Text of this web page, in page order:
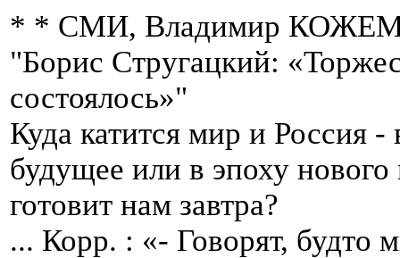
* * СМИ, Владимир
"Борис Стругацкий:
состоялось»"
Куда катится мир и Россия
будущее или в эпоху
готовит нам завтра?
... Корр. : «- Говорят, будто